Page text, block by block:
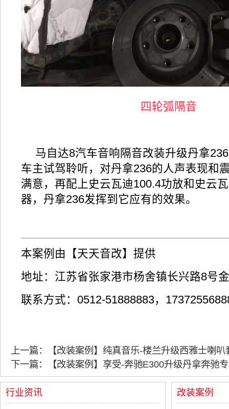
四轮弧隔音
马自达8汽车音响隔音改装升级丹拿
车主试驾聆听，对丹拿236的人声表现和
满意，再配上史云瓦迪100.4功放和史云
器，丹拿236发挥到它应有的效果。
本案例由【天天音改】提供
地址：江苏省张家港市杨舍镇长兴路8号
联系方式：0512-51888883，
上一篇：【改装案例】纯真音乐-楼兰升级西雅士喇叭
下一篇：【改装案例】享受-奔驰E300升级丹拿奔驰
行业资讯 改装案例